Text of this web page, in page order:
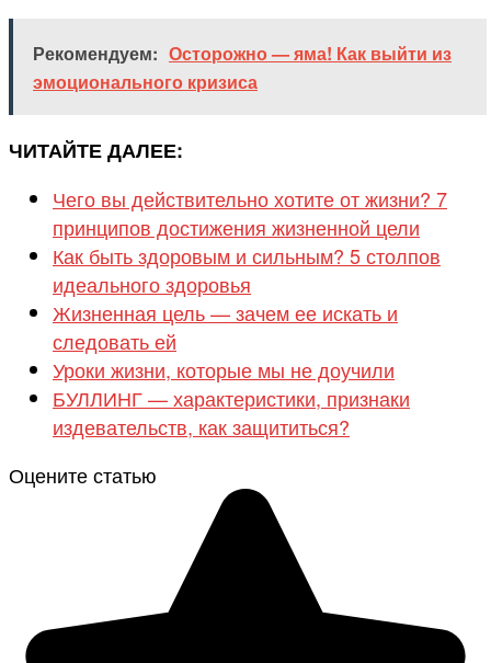
Рекомендуем: Осторожно — яма! Как выйти из
эмоционального кризиса
ЧИТАЙТЕ ДАЛЕЕ:
Чего вы действительно хотите от жизни? 7
принципов достижения жизненной цели
Как быть здоровым и сильным? 5 столпов
идеального здоровья
Жизненная цель — зачем ее искать и
следовать ей
Уроки жизни, которые мы не доучили
БУЛЛИНГ — характеристики, признаки
издевательств, как защититься?
Оцените статью